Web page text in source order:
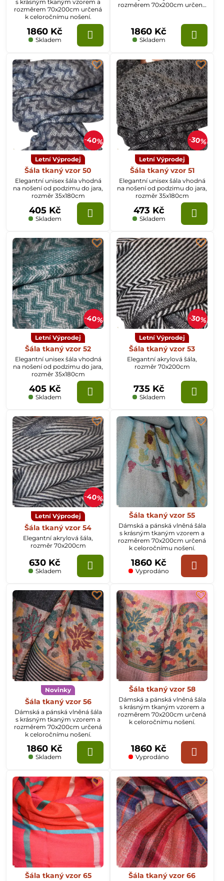
s krásným tkaným vzorem a
rozměrem 70x200cm určená
k celoročnímu nošení.
Skladem
1860 Kč
rozměrem 70x200cm určená
Skladem
1860 Kč
40%
Letní Výprodej
Šála tkaný vzor 50
Elegantní unisex šála vhodná
na nošení od podzimu do jara,
rozměr 35x180cm
Skladem
405 Kč
30%
Letní Výprodej
Šála tkaný vzor 51
Elegantní unisex šála vhodná
na nošení od podzimu do jara,
rozměr 35x180cm
Skladem
473 Kč
40%
Letní Výprodej
Šála tkaný vzor 52
Elegantní unisex šála vhodná
na nošení od podzimu do jara,
rozměr 35x180cm
Skladem
405 Kč
30%
Letní Výprodej
Šála tkaný vzor 53
Elegantní akrylová šála,
rozměr 70x200cm
Skladem
735 Kč
40%
Letní Výprodej
Šála tkaný vzor 54
Elegantní akrylová šála,
rozměr 70x200cm
Skladem
630 Kč
Šála tkaný vzor 55
Dámská a pánská vlněná šála
s krásným tkaným vzorem a
rozměrem 70x200cm určená
k celoročnímu nošení.
Vyprodáno
1860 Kč
Novinky
Šála tkaný vzor 56
Dámská a pánská vlněná šála
s krásným tkaným vzorem a
rozměrem 70x200cm určená
k celoročnímu nošení.
Skladem
1860 Kč
Šála tkaný vzor 58
Dámská a pánská vlněná šála
s krásným tkaným vzorem a
rozměrem 70x200cm určená
k celoročnímu nošení.
Vyprodáno
1860 Kč
Šála tkaný vzor 65 Šála tkaný vzor 66